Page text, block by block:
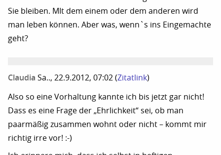
Sie bleiben. MIt dem einem oder dem anderen wird
man leben können. Aber was, wenn`s ins Eingemachte
geht?
Claudia Sa.., 22.9.2012, 07:02 (Zitatlink)
Also so eine Vorhaltung kannte ich bis jetzt gar nicht!
Dass es eine Frage der „Ehrlichkeit“ sei, ob man
paarmäßig zusammen wohnt oder nicht – kommt mir
richtig irre vor! :-)